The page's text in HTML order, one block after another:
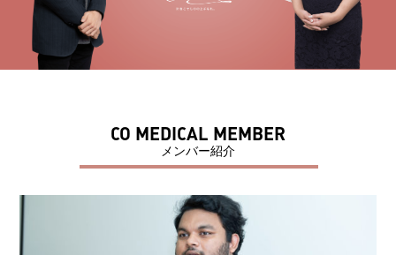
CO MEDICAL MEMBER
メンバー紹介